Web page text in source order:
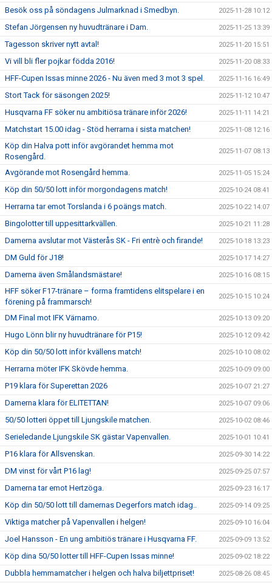
Besök oss på söndagens Julmarknad i Smedbyn. 2025-11-28 10:12
Stefan Jörgensen ny huvudtränare i Dam. 2025-11-25 13:39
Tagesson skriver nytt avtal! 2025-11-20 15:51
Vi vill bli fler pojkar födda 2016! 2025-11-20 08:33
HFF-Cupen Issas minne 2026 - Nu även med 3 mot 3 spel. 2025-11-16 16:49
Stort Tack för säsongen 2025! 2025-11-12 10:47
Husqvarna FF söker nu ambitiösa tränare inför 2026! 2025-11-11 14:21
Matchstart 15.00 idag - Stöd herrarna i sista matchen! 2025-11-08 12:16
Köp din Halva pott inför avgörandet hemma mot
Rosengård.
2025-11-07 08:13
Avgörande mot Rosengård hemma. 2025-11-05 15:24
Köp din 50/50 lott inför morgondagens match! 2025-10-24 08:41
Herrarna tar emot Torslanda i 6 poängs match. 2025-10-22 14:07
Bingolotter till uppesittarkvällen. 2025-10-21 11:28
Damerna avslutar mot Västerås SK - Fri entrè och firande! 2025-10-18 13:23
DM Guld för J18! 2025-10-17 14:27
Damerna även Smålandsmästare! 2025-10-16 08:15
HFF söker F17-tränare – forma framtidens elitspelare i en
förening på frammarsch!
2025-10-15 10:24
DM Final mot IFK Värnamo. 2025-10-13 09:20
Hugo Lönn blir ny huvudtränare för P15! 2025-10-12 09:42
Köp din 50/50 lott inför kvällens match! 2025-10-10 08:02
Herrarna möter IFK Skövde hemma. 2025-10-09 09:00
P19 klara för Superettan 2026 2025-10-07 21:27
Damerna klara för ELITETTAN! 2025-10-07 09:06
50/50 lotteri öppet till Ljungskile matchen. 2025-10-02 08:46
Serieledande Ljungskile SK gästar Vapenvallen. 2025-10-01 10:41
P16 klara för Allsvenskan. 2025-09-30 14:22
DM vinst för vårt P16 lag! 2025-09-25 07:57
Damerna tar emot Hertzöga. 2025-09-23 16:17
Köp din 50/50 lott till damernas Degerfors match idag.. 2025-09-14 09:25
Viktiga matcher på Vapenvallen i helgen! 2025-09-10 16:04
Joel Hansson - En ung ambitiös tränare i Husqvarna FF. 2025-09-09 13:52
Köp dina 50/50 lotter till HFF-Cupen Issas minne! 2025-09-02 18:22
Dubbla hemmamatcher i helgen och halva biljettpriset! 2025-08-26 08:45